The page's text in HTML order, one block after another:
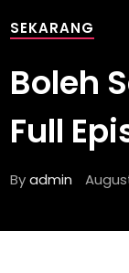
SEKARANG
Boleh
Full
Byadmin